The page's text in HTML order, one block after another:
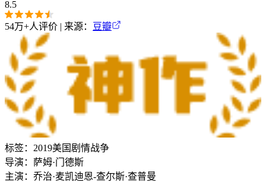
8.5
54万+人评价 | 来源： 豆瓣
标签： 2019美国 剧情战争
导演： 萨姆·门德斯
主演： 乔治·麦凯迪恩-查尔斯·查普曼